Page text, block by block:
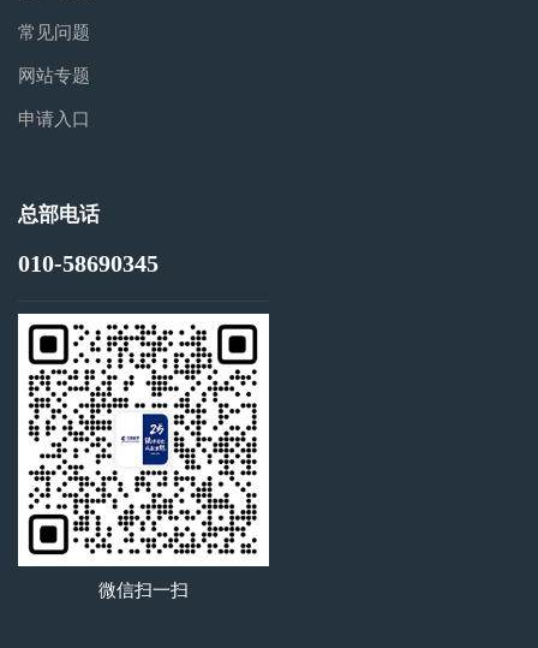
常见问题
网站专题
申请入口
总部电话
010-58690345
微信扫一扫